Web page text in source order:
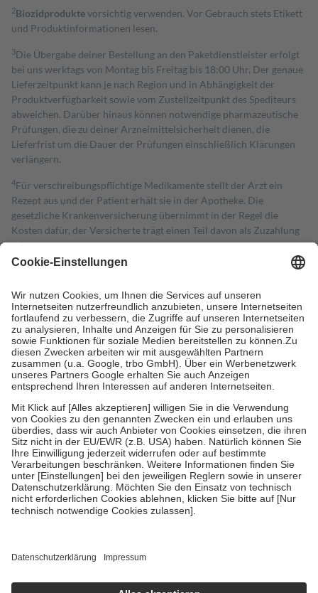
2Biozidproduktevorsichtig verwenden. Vor Gebrauch stets Etikett
und Produktinformationen lesen.
3Die Übergabe deiner Bestellung an den Paketdienstleister erfolgt
bei uns werktags von Montag bis Freitag bis 18:00 Uhr. Der genaue
Lieferzeitpunkt kann je nach Region und in Abhängigkeit der
Produktverfügbarkeit sowie vom Zustellzeitpunkt des Spediteurs
abweichen. Darüber hinaus können notwendige pharmazeutische
Prüfungen, die zu deiner Arzneimittelsicherheit dienen, die
Lieferfrist um die Dauer der Prüfungen einschließlich Klärungen
verlängern.
4Für verschreibungspflichtige Medikamente stellt der Arzt ein
Rezept aus und der Patient erhält sie in der Apotheke. Die
gesetzliche Krankenversicherung übernimmt in der Regel die
Kosten dafür, der Versicherte trägt einen Teil davon als Zuzahlung
mit.
Grundsätzlich leisten Mitglieder Zuzahlungen in Höhe von zehn
höchstens zehn Euro.
Es sind jedoch nie mehr als die tatsächlichen
Kosten der Leistung zu entrichten.
Diese Regeln gelten grundsätzlich auch für Online-Apotheken.
Bei Heilmitteln und häuslicher Krankenpflege beträgt die
Zuzahlung zehn Prozent der Kosten sowie zehn Euro je
Verordnung.
Um das Engagement der Versicherten für ihre eigene Gesundheit zu
stärken und die besondere Stellung der Familie zu unterstützen,
fallenkeine Zuzahlungenan bei:
• Kindern und Jugendlichen bis zum vollendeten 18. Lebensjahr
mit Ausnahme der Fahrkosten
• Untersuchungen zur Vorsorge und Früherkennung, die von der
GKV getragen werden
• empfohlenen Schutzimpfungen
• Harn- und Blutteststreifen
getroffen, um sicherzustellen, dass es sich um echte Bewertungen
https://help.etrusted.com/hc/de/articles/4419944605341